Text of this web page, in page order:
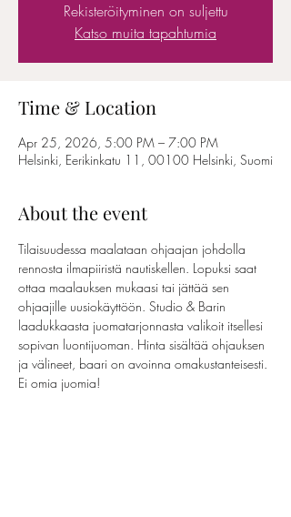
Rekisteröityminen on suljettu
Katso muita tapahtumia
Time & Location
Apr 25, 2026, 5:00 PM – 7:00 PM
Helsinki, Eerikinkatu 11, 00100 Helsinki, Suomi
About the event
Tilaisuudessa maalataan ohjaajan johdolla
rennosta ilmapiiristä nautiskellen. Lopuksi saat
ottaa maalauksen mukaasi tai jättää sen
ohjaajille uusiokäyttöön. Studio & Barin
laadukkaasta juomatarjonnasta valikoit itsellesi
sopivan luontijuoman. Hinta sisältää ohjauksen
ja välineet, baari on avoinna omakustanteisesti.
Ei omia juomia!